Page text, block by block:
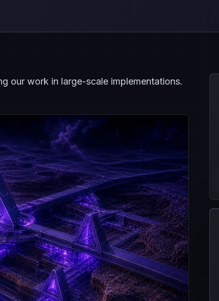
our work in large-scale implementations.